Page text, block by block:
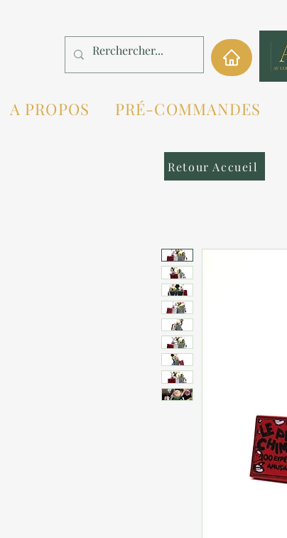
A PROPOS PRÉ-COMMANDES
Retour Accueil